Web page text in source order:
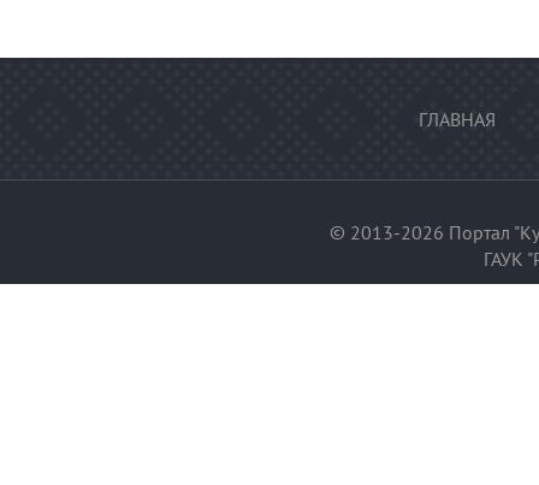
ГЛАВНАЯ
© 2013-2026 Портал
ГАУК